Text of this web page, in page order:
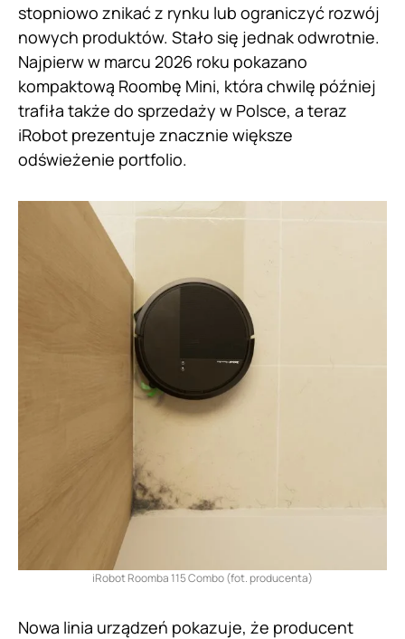
stopniowo znikać z rynku lub ograniczyć rozwój
nowych produktów. Stało się jednak odwrotnie.
Najpierw w marcu 2026 roku pokazano
kompaktową Roombę Mini, która chwilę później
trafiła także do sprzedaży w Polsce, a teraz
iRobot prezentuje znacznie większe
odświeżenie portfolio.
iRobot Roomba 115 Combo (fot. producenta)
Nowa linia urządzeń pokazuje, że producent